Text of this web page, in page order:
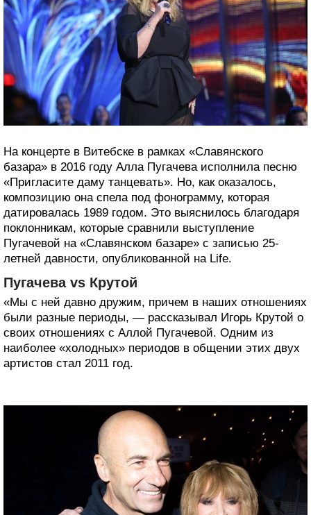
На концерте в Витебске в рамках «Славянского
базара» в 2016 году Алла Пугачева исполнила песню
«Пригласите даму танцевать». Но, как оказалось,
композицию она спела под фонограмму, которая
датировалась 1989 годом. Это выяснилось благодаря
поклонникам, которые сравнили выступление
Пугачевой на «Славянском базаре» с записью 25-
летней давности, опубликованной на Life.
Пугачева vs Крутой
«Мы с ней давно дружим, причем в наших отношениях
были разные периоды, — рассказывал Игорь Крутой о
своих отношениях с Аллой Пугачевой. Одним из
наиболее «холодных» периодов в общении этих двух
артистов стал 2011 год.